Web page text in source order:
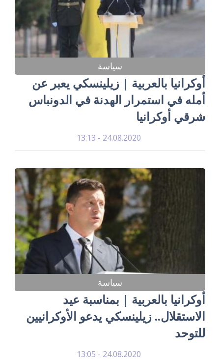
سياسة
أوكرانيا بالعربية | زيلينسكي يعبر عن
أمله في استمرار الهدنة في الدونباس
شرقي أوكرانيا
24.08.2020 - 13:13
سياسة
أوكرانيا بالعربية | بمناسبة عيد
الاستقلال.. زيلينسكي يدعو الأوكرانيين
للتوحد
24.08.2020 - 13:05